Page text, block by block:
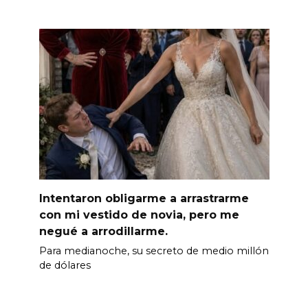
Intentaron obligarme a arrastrarme
con mi vestido de novia, pero me
negué a arrodillarme.
Para medianoche, su secreto de medio millón
de dólares